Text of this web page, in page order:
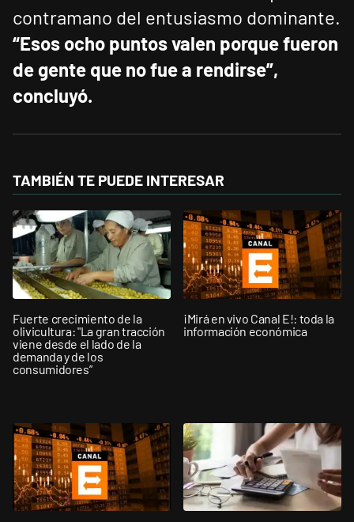
contramano del entusiasmo dominante.
“Esos ocho puntos valen porque fueron
de gente que no fue a rendirse”,
concluyó.
TAMBIÉN TE PUEDE INTERESAR
Fuerte crecimiento de la
olivicultura: "La gran tracción
viene desde el lado de la
demanda y de los
consumidores”
¡Mirá en vivo Canal E!: toda la
información económica